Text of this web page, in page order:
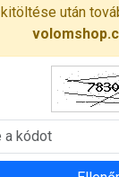
kitöltése után